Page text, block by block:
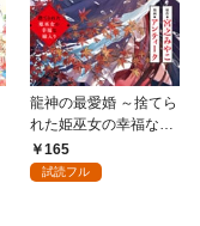
龍神の最愛婚 ～捨てら
れた姫巫女の幸福な嫁
入り～: 1
165
試読フル